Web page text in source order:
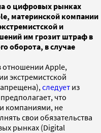
о цифровых рынках
материнской компании
и
им грозит штраф в
оборота, в случае
отношении Apple,
экстремистской
следует из
что
компаниями, не
свои обязательства
рынках (Digital